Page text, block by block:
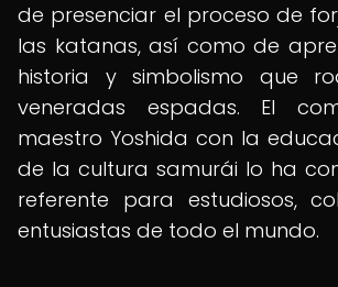
de presenciar el proceso de
las katanas, así como de
historia y simbolismo que
veneradas espadas. El
maestro Yoshida con la
de la cultura samurái lo ha
referente para estudiosos,
entusiastas de todo el mundo.